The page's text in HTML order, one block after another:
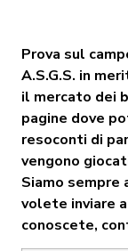
Prova sul
A.S.G.S. in
il mercato dei
pagine dove
resoconti di
vengono
Siamo sempre
volete inviare
conoscete,